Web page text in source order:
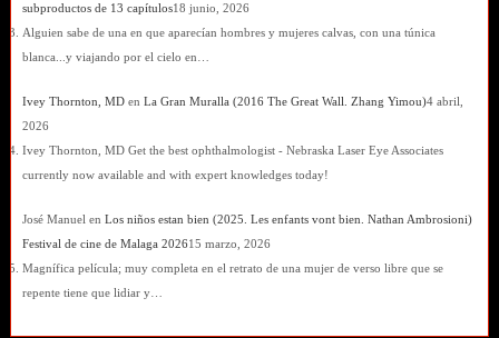
subproductos de 13 capítulos18 junio, 2026
Alguien sabe de una en que aparecían hombres y mujeres calvas, con una túnica
blanca...y viajando por el cielo en…
Ivey Thornton, MDen La Gran Muralla (2016 The Great Wall. Zhang Yimou)4 abril,
2026
Ivey Thornton, MD Get the best ophthalmologist - Nebraska Laser Eye Associates
currently now available and with expert knowledges today!
José Manuel en Los niños estan bien (2025. Les enfants vont bien. Nathan Ambrosioni)
Festival de cine de Malaga 202615 marzo, 2026
Magnífica película; muy completa en el retrato de una mujer de verso libre que se
repente tiene que lidiar y…